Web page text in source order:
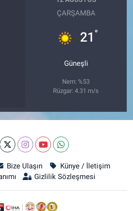
ÇARŞAMBA
21 °
Güneşli
Nem: %53
Rüzgar: 4.31 m/s
Bize Ulaşın
Künye / İletişim
Gizlilik Sözleşmesi